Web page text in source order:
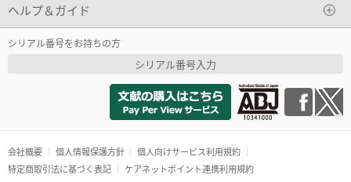
ヘルプ＆ガイド
シリアル番号をお持ちの方
シリアル番号入力
会社概要 個人情報保護方針
個人向けサービス利用規約
特定商取引法に基づく表記
ケアネットポイント連携利用規約